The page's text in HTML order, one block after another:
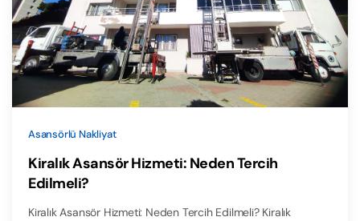
Asansörlü Nakliyat
Kiralık Asansör Hizmeti: Neden Tercih
Edilmeli?
Kiralık Asansör Hizmeti: Neden Tercih Edilmeli? Kiralık